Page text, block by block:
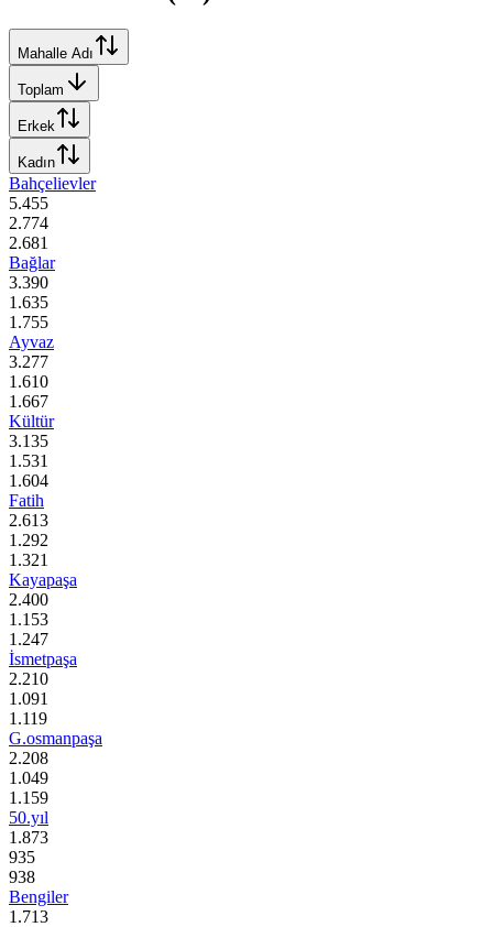
Mahalle Adı
Toplam
Erkek
Kadın
Bahçelievler
5.455
2.774
2.681
Bağlar
3.390
1.635
1.755
Ayvaz
3.277
1.610
1.667
Kültür
3.135
1.531
1.604
Fatih
2.613
1.292
1.321
Kayapaşa
2.400
1.153
1.247
İsmetpaşa
2.210
1.091
1.119
G.osmanpaşa
2.208
1.049
1.159
50.yıl
1.873
935
938
Bengiler
1.713